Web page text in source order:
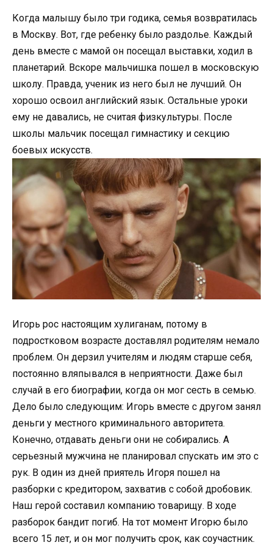
Когда малышу было три годика, семья возвратилась
в Москву. Вот, где ребенку было раздолье. Каждый
день вместе с мамой он посещал выставки, ходил в
планетарий. Вскоре мальчишка пошел в московскую
школу. Правда, ученик из него был не лучший. Он
хорошо освоил английский язык. Остальные уроки
ему не давались, не считая физкультуры. После
школы мальчик посещал гимнастику и секцию
боевых искусств.
Игорь рос настоящим хулиганам, потому в
подростковом возрасте доставлял родителям немало
проблем. Он дерзил учителям и людям старше себя,
постоянно вляпывался в неприятности. Даже был
случай в его биографии, когда он мог сесть в семью.
Дело было следующим: Игорь вместе с другом занял
деньги у местного криминального авторитета.
Конечно, отдавать деньги они не собирались. А
серьезный мужчина не планировал спускать им это с
рук. В один из дней приятель Игоря пошел на
разборки с кредитором, захватив с собой дробовик.
Наш герой составил компанию товарищу. В ходе
разборок бандит погиб. На тот момент Игорю было
всего 15 лет, и он мог получить срок, как соучастник.